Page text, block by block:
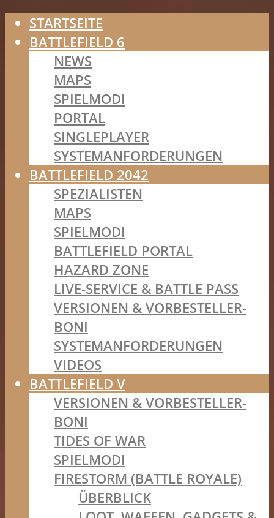
STARTSEITE
BATTLEFIELD 6
NEWS
MAPS
SPIELMODI
PORTAL
SINGLEPLAYER
SYSTEMANFORDERUNGEN
BATTLEFIELD 2042
SPEZIALISTEN
MAPS
SPIELMODI
BATTLEFIELD PORTAL
HAZARD ZONE
LIVE-SERVICE & BATTLE PASS
VERSIONEN & VORBESTELLER-
BONI
SYSTEMANFORDERUNGEN
VIDEOS
BATTLEFIELD V
VERSIONEN & VORBESTELLER-
BONI
TIDES OF WAR
SPIELMODI
FIRESTORM (BATTLE ROYALE)
ÜBERBLICK